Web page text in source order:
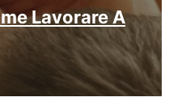
Lavorare A